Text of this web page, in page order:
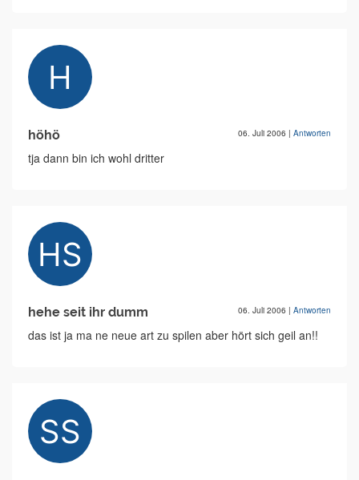
höhö 06. Juli 2006 | Antworten
tja dann bin ich wohl dritter
hehe seit ihr dumm 06. Juli 2006 | Antworten
das ist ja ma ne neue art zu spilen aber hört sich geil an!!